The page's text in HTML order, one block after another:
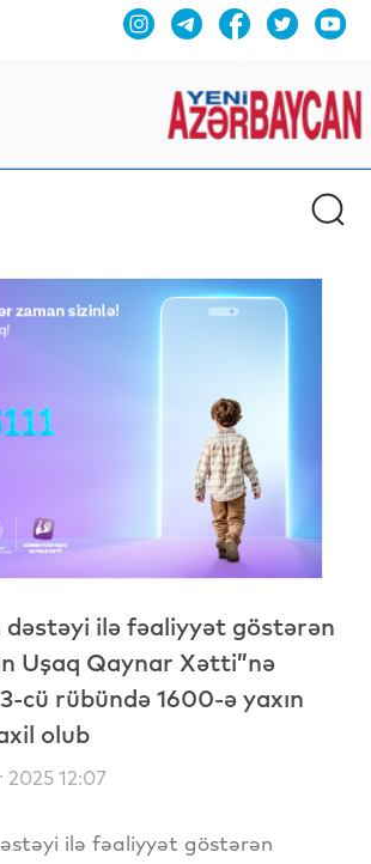
dəstəyi ilə fəaliyyət göstərən
Uşaq Qaynar Xətti”nə
cü rübündə 1600-ə yaxın
olub
12:07
ilə fəaliyyət göstərən